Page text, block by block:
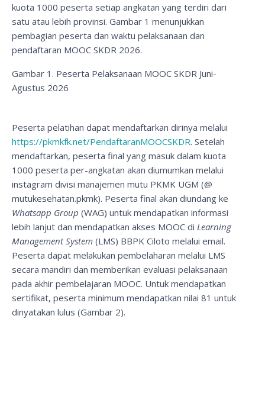
kuota 1000 peserta setiap angkatan yang terdiri dari
satu atau lebih provinsi. Gambar 1 menunjukkan
pembagian peserta dan waktu pelaksanaan dan
pendaftaran MOOC SKDR 2026.
Gambar 1. Peserta Pelaksanaan MOOC SKDR Juni-
Agustus 2026
Peserta pelatihan dapat mendaftarkan dirinya melalui
https://pkmkfk.net/PendaftaranMOOCSKDR. Setelah
mendaftarkan, peserta final yang masuk dalam kuota
1000 peserta per-angkatan akan diumumkan melalui
instagram divisi manajemen mutu PKMK UGM (@
mutukesehatan.pkmk). Peserta final akan diundang ke
Whatsapp Group (WAG) untuk mendapatkan informasi
lebih lanjut dan mendapatkan akses MOOC di Learning
Management System (LMS) BBPK Ciloto melalui email.
Peserta dapat melakukan pembelaharan melalui LMS
secara mandiri dan memberikan evaluasi pelaksanaan
pada akhir pembelajaran MOOC. Untuk mendapatkan
sertifikat, peserta minimum mendapatkan nilai 81 untuk
dinyatakan lulus (Gambar 2).